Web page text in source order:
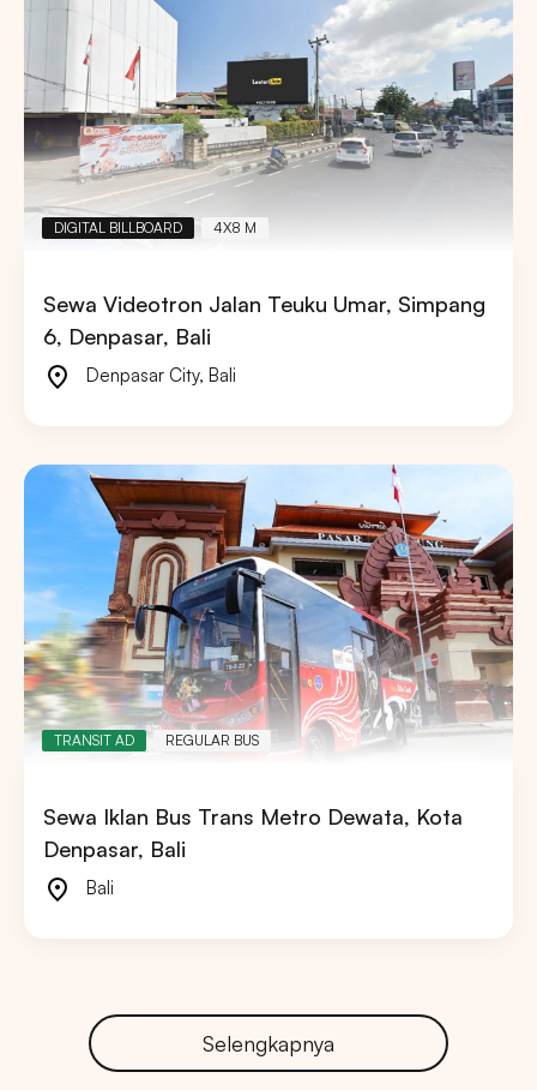
DIGITAL BILLBOARD 4X8 M
Sewa Videotron Jalan Teuku Umar, Simpang
6, Denpasar, Bali
Denpasar City, Bali
TRANSIT AD REGULAR BUS
Sewa Iklan Bus Trans Metro Dewata, Kota
Denpasar, Bali
Bali
Selengkapnya